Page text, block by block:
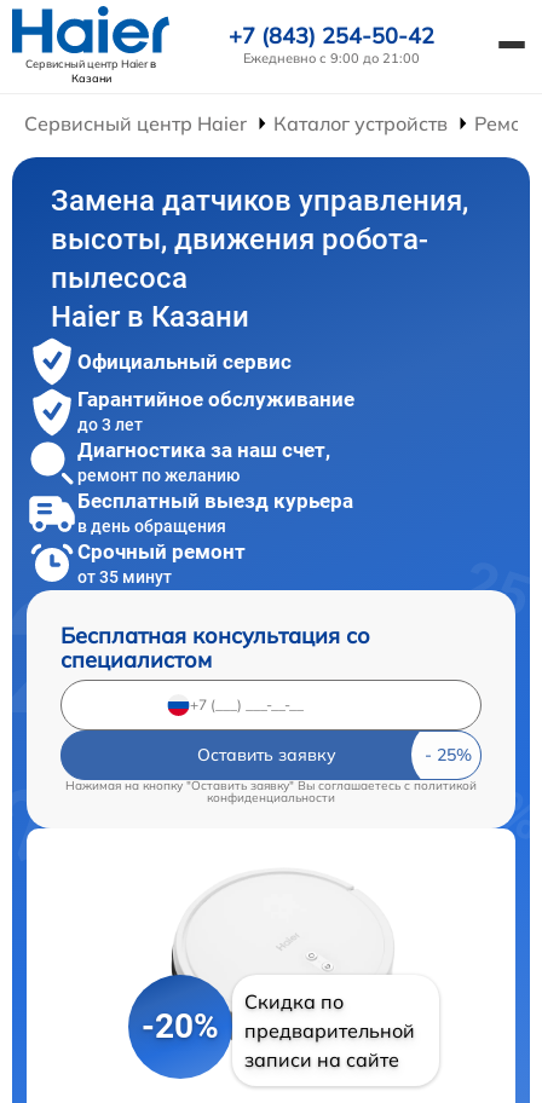
Сервисный центр Haierв
Казани
+7 (843) 254-50-42
Ежедневно с 9:00 до 21:00
Сервисный центр Haier Каталог устройств
Замена датчиков управления,
высоты, движения робота-
пылесоса
Haier в Казани
Официальный сервис
Гарантийное обслуживание
до 3 лет
Диагностика за наш счет,
ремонт по желанию
Бесплатный выезд курьера
в день обращения
Срочный ремонт
от 35 минут
Бесплатная консультация со
специалистом
Оставить заявку
Нажимая на кнопку "Оставить заявку" Вы соглашаетесь cполитикой
конфиденциальности
-20%
Скидка по
предварительной
записи на сайте